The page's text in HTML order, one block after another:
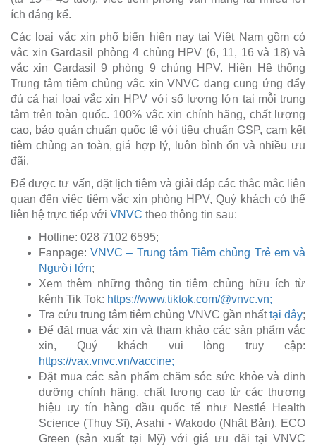
ích đáng kể.
Các loại vắc xin phổ biến hiện nay tại Việt Nam gồm có
vắc xin Gardasil phòng 4 chủng HPV (6, 11, 16 và 18) và
vắc xin Gardasil 9 phòng 9 chủng HPV. Hiện Hệ thống
Trung tâm tiêm chủng vắc xin VNVC đang cung ứng đẩy
đủ cả hai loại vắc xin HPV với số lượng lớn tại mỗi trung
tâm trên toàn quốc. 100% vắc xin chính hãng, chất lượng
cao, bảo quản chuẩn quốc tế với tiêu chuẩn GSP, cam kết
tiêm chủng an toàn, giá hợp lý, luôn bình ổn và nhiều ưu
đãi.
Để được tư vấn, đặt lịch tiêm và giải đáp các thắc mắc liên
quan đến việc tiêm vắc xin phòng HPV, Quý khách có thể
liên hệ trực tiếp với VNVC theo thông tin sau:
Hotline: 028 7102 6595;
Fanpage:VNVC – Trung tâm Tiêm chủng Trẻ em và
Người lớn;
Xem thêm những thông tin tiêm chủng hữu ích từ
kênh Tik Tok: https://www.tiktok.com/@vnvc.vn;
Tra cứu trung tâm tiêm chủng VNVC gần nhấttại đây;
Để đặt mua vắc xin và tham khảo các sản phẩm vắc
xin, Quý khách vui lòng truy cập:
https://vax.vnvc.vn/vaccine;
Đặt mua các sản phẩm chăm sóc sức khỏe và dinh
dưỡng chính hãng, chất lượng cao từ các thương
hiệu uy tín hàng đầu quốc tế như Nestlé Health
Science (Thụy Sĩ), Asahi - Wakodo (Nhật Bản), ECO
Green (sản xuất tại Mỹ) với giá ưu đãi tại VNVC